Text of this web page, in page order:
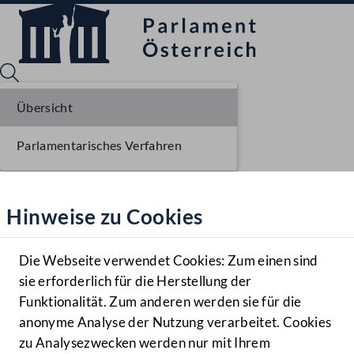
Hilfe
Benutzer
Navigationsmenü öffnen
MENÜ
Hinweise zu Cookies
Die Webseite verwendet Cookies: Zum einen sind
sie erforderlich für die Herstellung der
Funktionalität. Zum anderen werden sie für die
anonyme Analyse der Nutzung verarbeitet. Cookies
zu Analysezwecken werden nur mit Ihrem
Übersicht
Parlamentarisches Verfahren